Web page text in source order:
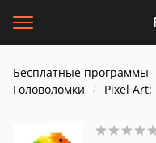
Бесплатные программы
Головоломки
Pixel Art: